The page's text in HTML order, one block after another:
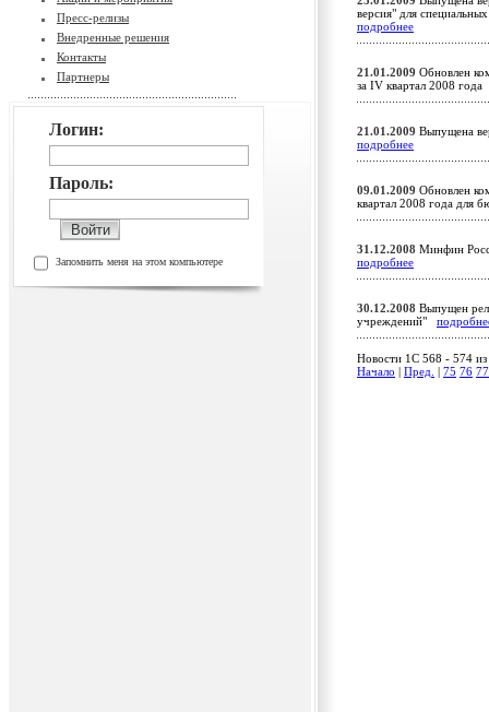
Пресс-релизы
Внедренные решения
Контакты
Партнеры
Логин:
Пароль:
Запомнить меня на этом компьютере
версия" для
подробнее
21.01.2009 Обновлен
за IV квартал 2008
21.01.2009 Выпущена
подробнее
09.01.2009 Обновлен
квартал 2008 года для
31.12.2008 Минфин
подробнее
30.12.2008 Выпущен
учреждений"
Новости 1C 568 - 574
Начало
Пред. 75 76 77